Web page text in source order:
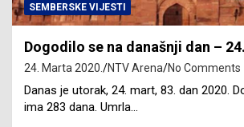
SEMBERSKE VIJESTI
Dogodilo se na današnji dan –
24. Marta 2020. NTV Arena No Comments
Danas je utorak, 24. mart, 83. dan 2020.
ima 283 dana. Umrla…